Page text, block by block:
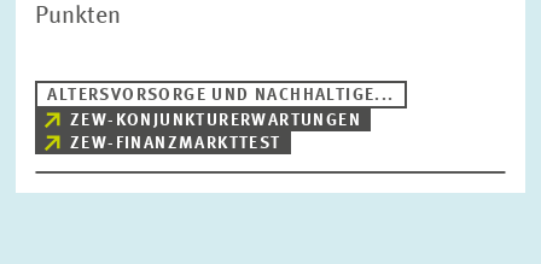
Punkten
ALTERSVORSORGE UND NACHHALTIGE...
ZEW-KONJUNKTURERWARTUNGEN
ZEW-FINANZMARKTTEST